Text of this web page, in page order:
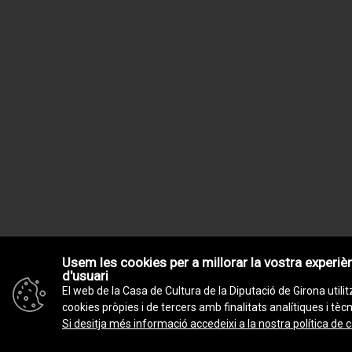
Usem les cookies per a millorar la vostra
d'usuari
El web de la Casa de Cultura de la Diputació de Girona
cookies pròpies i de tercers amb finalitats analítiques i
Si desitja més informació accedeixi a la nostra política de